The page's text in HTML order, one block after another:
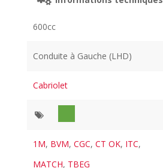
600cc
Conduite à Gauche (LHD)
Cabriolet
1M, BVM,CGC,CT OK, ITC,
MATCH, TBEG